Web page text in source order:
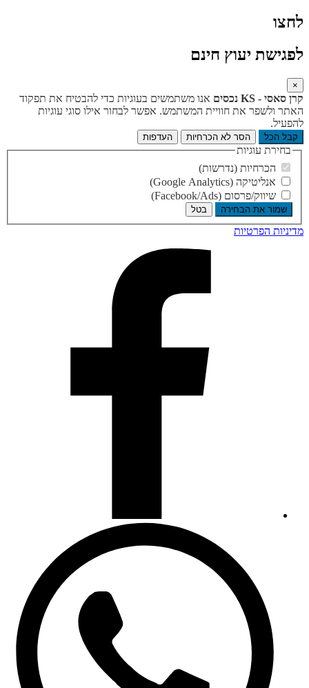
לחצו
לפגישת יעוץ חינם
×
קרן סאסי - KS נכסים
אנו משתמשים בעוגיות כדי להבטיח את תפקוד
האתר ולשפר את חוויית המשתמש. אפשר לבחור אילו סוגי עוגיות
להפעיל.
קבל הכל הסר לא הכרחיות העדפות
בחירת עוגיות
הכרחיות (נדרשות)
אנליטיקה (Google Analytics)
שיווק/פרסום (Facebook/Ads)
שמור את הבחירה בטל
מדיניות הפרטיות